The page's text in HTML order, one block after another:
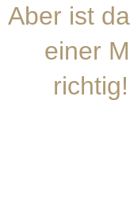
Aber ist
einer